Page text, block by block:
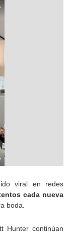
viral en redes
cada nueva
boda.
Hunter continúan